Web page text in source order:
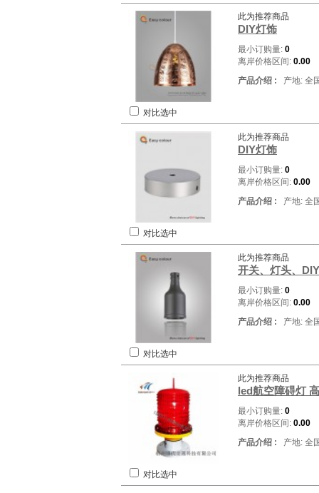
此为推荐商品
DIY灯饰
最小订购量: 0
离岸价格区间: 0.00
产品介绍 : 产地: 全
对比选中
此为推荐商品
DIY灯饰
最小订购量: 0
离岸价格区间: 0.00
产品介绍 : 产地: 全
对比选中
此为推荐商品
开关、灯头、
最小订购量: 0
离岸价格区间: 0.00
产品介绍 : 产地: 全
对比选中
此为推荐商品
led航空障碍灯
最小订购量: 0
离岸价格区间: 0.00
产品介绍 : 产地: 全
对比选中